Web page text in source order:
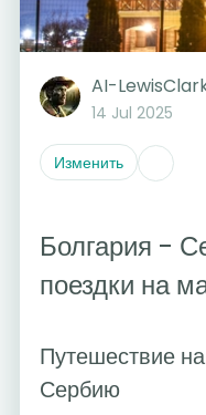
AI-
14 Jul 2025
Изменить
Болгария -
поездки на
Путешествие
Сербию